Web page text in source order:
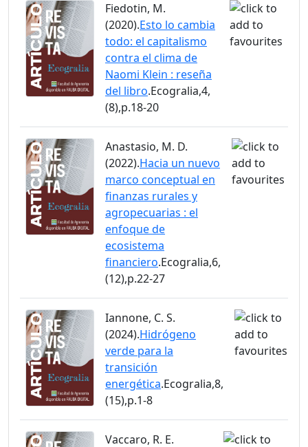
Fiedotin, M.
(2020).Esto lo cambia
todo: el capitalismo
contra el clima de
Naomi Klein : reseña
del libro.Ecogralia,4,
(8),p.18-20
Anastasio, M. D.
(2022).Hacia un nuevo
marco conceptual en
finanzas rurales y
agropecuarias : el
enfoque de
ecosistema
financiero.Ecogralia,6,
(12),p.22-27
Iannone, C. S.
(2024).Hidrógeno
verde para la
transición
energética.Ecogralia,8,
(15),p.1-8
Vaccaro, R. E.